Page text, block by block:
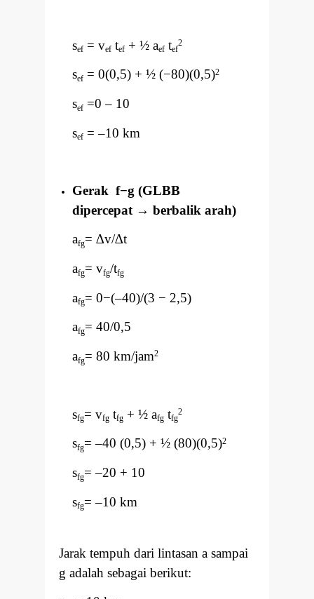
sef = vef tef + ½ aef tef
2
sef = 0(0,5) + ½ (−80)(0,5)2
sef =0 – 10
sef = –10 km
Gerak f−g (GLBB
dipercepat → berbalik arah)
afg= ∆v/∆t
afg= vfg/tfg
afg= 0−(–40)/(3 − 2,5)
afg= 40/0,5
afg= 80 km/jam2
sfg= vfg tfg + ½ afg tfg
2
sfg= –40 (0,5) + ½ (80)(0,5)2
sfg= –20 + 10
sfg= –10 km
Jarak tempuh dari lintasan a sampai
g adalah sebagai berikut: